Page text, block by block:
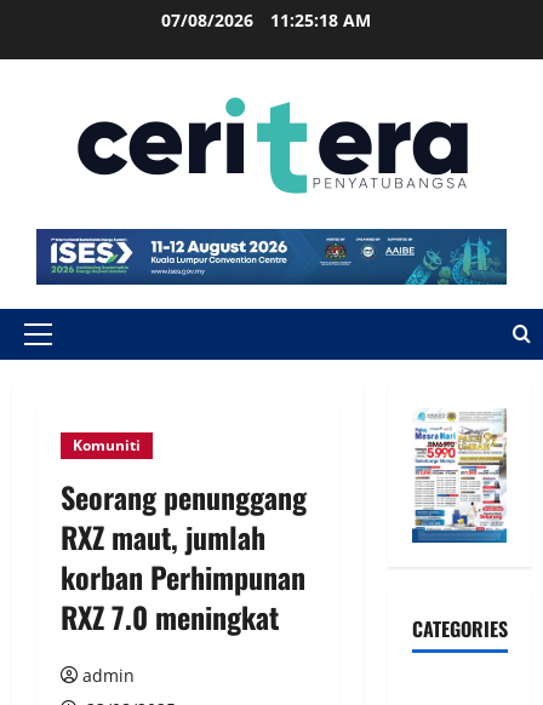
07/08/2026 11:25:19 AM
Komuniti
Seorang penunggang
RXZ maut, jumlah
korban Perhimpunan
RXZ 7.0 meningkat
admin
CATEGORIES